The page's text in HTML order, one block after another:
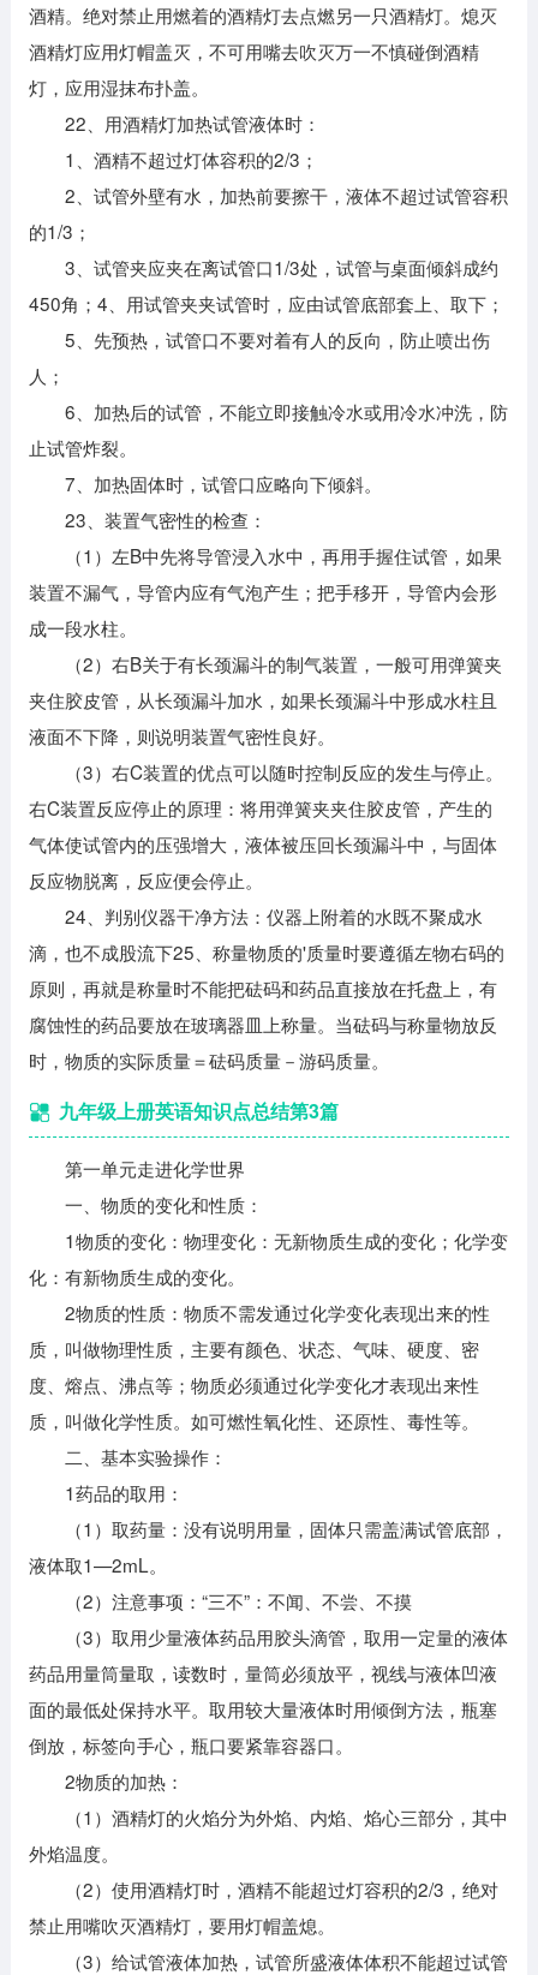
酒精。绝对禁止用燃着的酒精灯去点燃另一只酒精灯。熄灭
酒精灯应用灯帽盖灭，不可用嘴去吹灭万一不慎碰倒酒精
灯，应用湿抹布扑盖。
22、用酒精灯加热试管液体时：
1、酒精不超过灯体容积的2/3；
2、试管外壁有水，加热前要擦干，液体不超过试管容积
的1/3；
3、试管夹应夹在离试管口1/3处，试管与桌面倾斜成约
450角；4、用试管夹夹试管时，应由试管底部套上、取下；
5、先预热，试管口不要对着有人的反向，防止喷出伤
人；
6、加热后的试管，不能立即接触冷水或用冷水冲洗，防
止试管炸裂。
7、加热固体时，试管口应略向下倾斜。
23、装置气密性的检查：
（1）左B中先将导管浸入水中，再用手握住试管，如果
装置不漏气，导管内应有气泡产生；把手移开，导管内会形
成一段水柱。
（2）右B关于有长颈漏斗的制气装置，一般可用弹簧夹
夹住胶皮管，从长颈漏斗加水，如果长颈漏斗中形成水柱且
液面不下降，则说明装置气密性良好。
（3）右C装置的优点可以随时控制反应的发生与停止。
右C装置反应停止的原理：将用弹簧夹夹住胶皮管，产生的
气体使试管内的压强增大，液体被压回长颈漏斗中，与固体
反应物脱离，反应便会停止。
24、判别仪器干净方法：仪器上附着的水既不聚成水
滴，也不成股流下25、称量物质的'质量时要遵循左物右码的
原则，再就是称量时不能把砝码和药品直接放在托盘上，有
腐蚀性的药品要放在玻璃器皿上称量。当砝码与称量物放反
时，物质的实际质量＝砝码质量－游码质量。
九年级上册英语知识点总结第3篇
第一单元走进化学世界
一、物质的变化和性质：
1物质的变化：物理变化：无新物质生成的变化；化学变
化：有新物质生成的变化。
2物质的性质：物质不需发通过化学变化表现出来的性
质，叫做物理性质，主要有颜色、状态、气味、硬度、密
度、熔点、沸点等；物质必须通过化学变化才表现出来性
质，叫做化学性质。如可燃性氧化性、还原性、毒性等。
二、基本实验操作：
1药品的取用：
（1）取药量：没有说明用量，固体只需盖满试管底部，
液体取1—2mL。
（2）注意事项：“三不”：不闻、不尝、不摸
（3）取用少量液体药品用胶头滴管，取用一定量的液体
药品用量筒量取，读数时，量筒必须放平，视线与液体凹液
面的最低处保持水平。取用较大量液体时用倾倒方法，瓶塞
倒放，标签向手心，瓶口要紧靠容器口。
2物质的加热：
（1）酒精灯的火焰分为外焰、内焰、焰心三部分，其中
外焰温度。
（2）使用酒精灯时，酒精不能超过灯容积的2/3，绝对
禁止用嘴吹灭酒精灯，要用灯帽盖熄。
（3）给试管液体加热，试管所盛液体体积不能超过试管